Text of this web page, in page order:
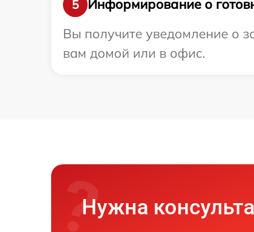
5
Информирование о
Вы получите уведомление о
вам домой или в офис.
Нужна